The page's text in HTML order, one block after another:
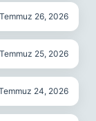
Temmuz 26, 2026
Temmuz 25, 2026
24, 2026